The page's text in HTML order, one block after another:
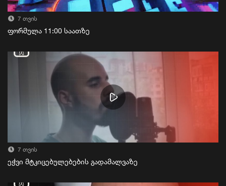
7 თვის
ფორმულა 11:00 საათზე
7 თვის
ეჭვი მტკიცებულებების გადამალვაზე